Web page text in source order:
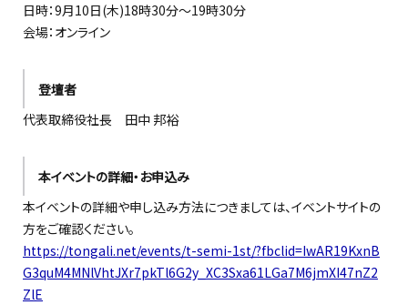
日時：9月10日(木)18時30分〜19時30分
会場：オンライン
登壇者
代表取締役社長 田中 邦裕
本イベントの詳細・お申込み
本イベントの詳細や申し込み方法につきましては、イベントサイトの
方をご確認ください。
https://tongali.net/events/t-semi-1st/?fbclid=IwAR19KxnB
G3quM4MNlVhtJXr7pkTl6G2y_XC3Sxa61LGa7M6jmXI47nZ2
ZlE